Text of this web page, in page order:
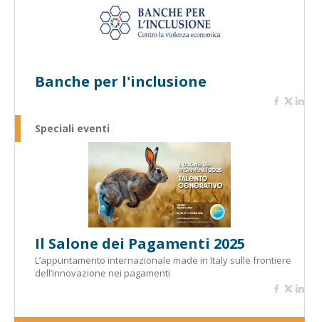
Banche per l'inclusione
Speciali eventi
Il Salone dei Pagamenti 2025
L’appuntamento internazionale made in Italy sulle frontiere
dell’innovazione nei pagamenti